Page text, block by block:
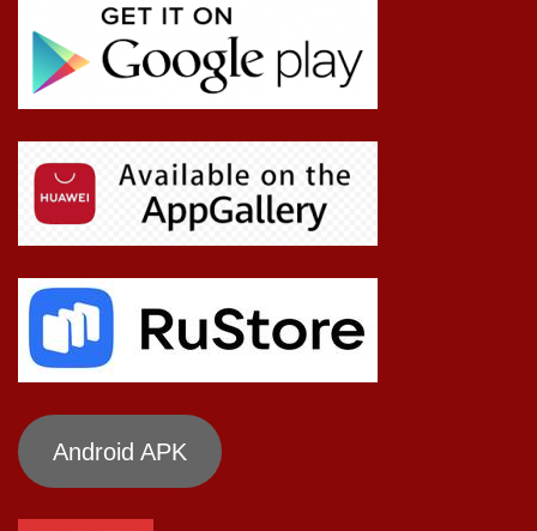
Android APK